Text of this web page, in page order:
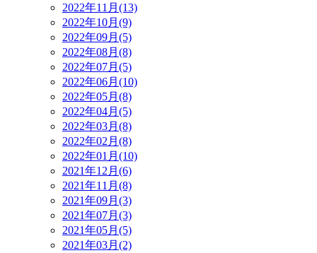
2022年11月(13)
2022年10月(9)
2022年09月(5)
2022年08月(8)
2022年07月(5)
2022年06月(10)
2022年05月(8)
2022年04月(5)
2022年03月(8)
2022年02月(8)
2022年01月(10)
2021年12月(6)
2021年11月(8)
2021年09月(3)
2021年07月(3)
2021年05月(5)
2021年03月(2)